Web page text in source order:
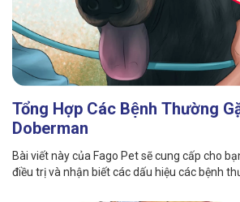
Tổng Hợp Các Bệnh Thường
Doberman
Bài viết này của Fago Pet sẽ cung cấp cho
điều trị và nhận biết các dấu hiệu các bệnh